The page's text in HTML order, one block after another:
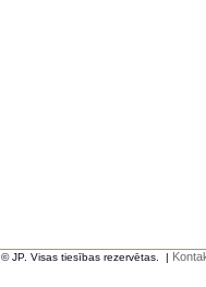
© JP. Visas tiesības rezervētas. |